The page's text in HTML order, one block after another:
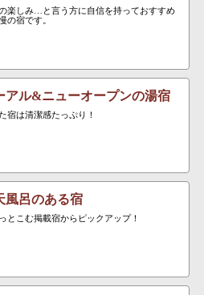
楽しみ…と言う方に自信を持っておすすめ
の宿です。
アル&ニューオープンの湯宿
宿は清潔感たっぷり！
風呂のある宿
とこむ掲載宿からピックアップ！